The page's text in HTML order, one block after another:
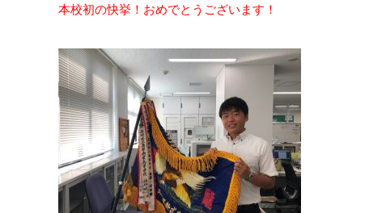
本校初の快挙！おめでとうございます！